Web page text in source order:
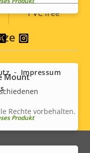
PVC free
Mount
Produkt
Rechte vorbehalten.
Impressum